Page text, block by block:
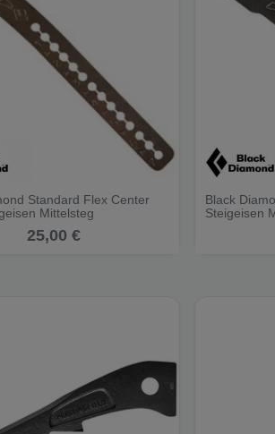
Standard Flex Center
Mittelsteg
25,00 €
Black
Steigeisen